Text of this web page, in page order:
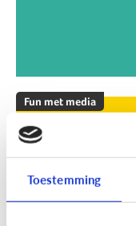
Toestemming
Fun met media
Leuke apps
zomer door
Geef je kind een
apps tegen